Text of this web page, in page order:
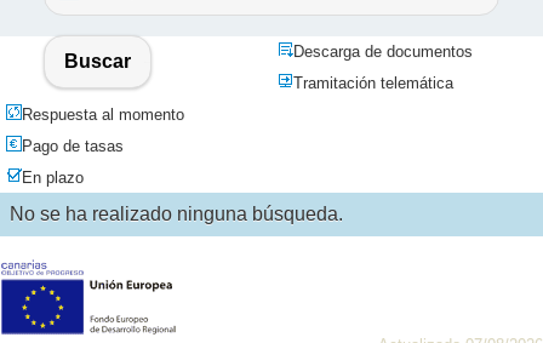
Buscar
Descarga de documentos
Tramitación telemática
Respuesta al momento
Pago de tasas
En plazo
No se ha realizado ninguna búsqueda.